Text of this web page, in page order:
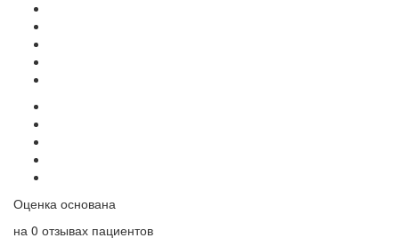
Оценка основана
на 0 отзывах пациентов